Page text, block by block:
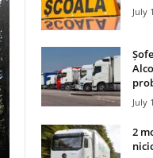
July
July
2